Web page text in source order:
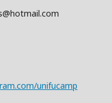
unifucamp